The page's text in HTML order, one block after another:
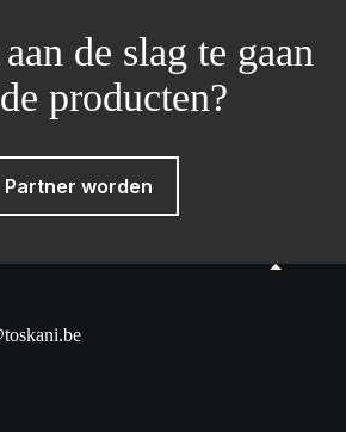
de slag te gaan
producten?
Partner worden